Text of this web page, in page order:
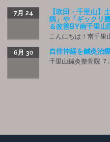
【吹田・千里山】
病」や「ギックリ
＆改善BY南千里山
7月 24
こんにちは！南千里
自律神経を鍼灸治
6月 30
千里山鍼灸整骨院 ７